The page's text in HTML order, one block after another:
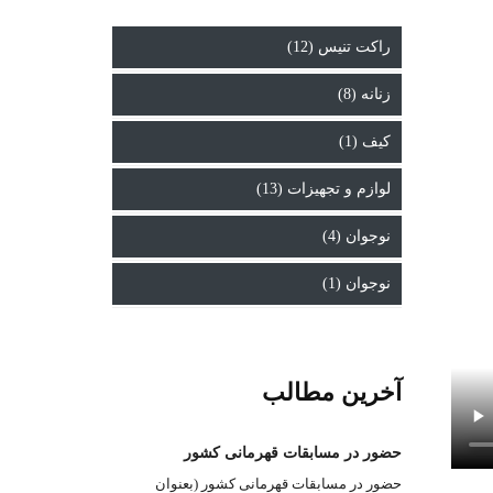
راکت تنیس (12)
زنانه (8)
کیف (1)
لوازم و تجهیزات (13)
نوجوان (4)
نوجوان (1)
آخرین مطالب
حضور در مسابقات قهرمانی کشور
حضور در مسابقات قهرمانی کشور (بعنوان